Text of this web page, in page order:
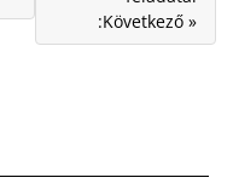
:Következő »